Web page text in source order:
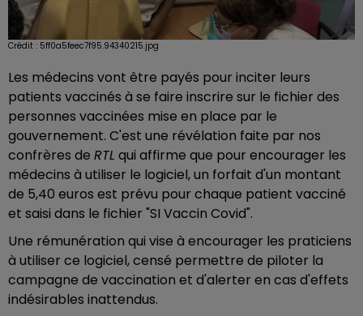
Crédit : 5ff0a5feec7f95.94340215.jpg
Les médecins vont être payés pour inciter leurs
patients vaccinés à se faire inscrire sur le fichier des
personnes vaccinées mise en place par le
gouvernement. C'est une révélation faite par nos
confrères de RTL qui affirme que pour encourager les
médecins à utiliser le logiciel, un forfait d'un montant
de 5,40 euros est prévu pour chaque patient vacciné
et saisi dans le fichier "SI Vaccin Covid".
Une rémunération qui vise à encourager les praticiens
à utiliser ce logiciel, censé permettre de piloter la
campagne de vaccination et d'alerter en cas d'effets
indésirables inattendus.